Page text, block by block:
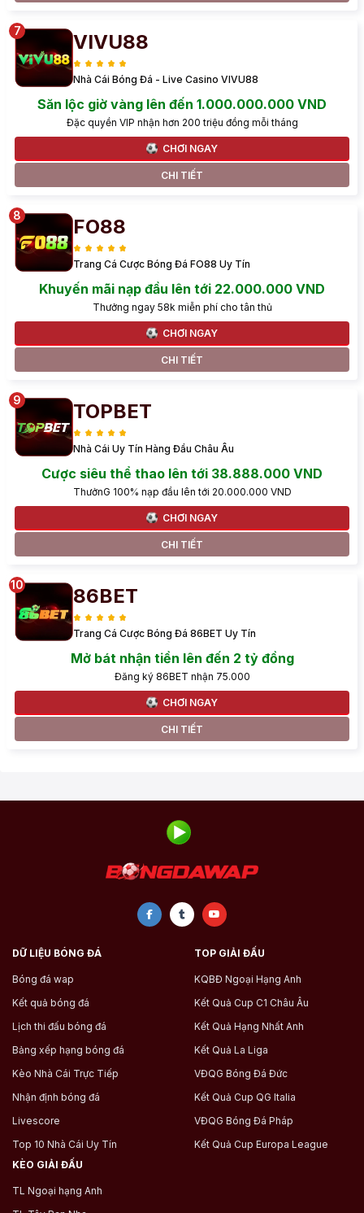
VIVU88
Nhà Cái Bóng Đá - Live Casino VIVU88
Săn lộc giờ vàng lên đến 1.000.000.000 VND
Đặc quyền VIP nhận hơn 200 triệu đồng mỗi tháng
CHƠI NGAY
CHI TIẾT
FO88
Trang Cá Cược Bóng Đá FO88 Uy Tín
Khuyến mãi nạp đầu lên tới 22.000.000 VND
Thưởng ngay 58k miễn phí cho tân thủ
CHƠI NGAY
CHI TIẾT
TOPBET
Nhà Cái Uy Tín Hàng Đầu Châu Âu
Cược siêu thể thao lên tới 38.888.000 VND
ThưởnG 100% nạp đầu lên tới 20.000.000 VND
CHƠI NGAY
CHI TIẾT
86BET
Trang Cá Cược Bóng Đá 86BET Uy Tín
Mở bát nhận tiền lên đến 2 tỷ đồng
Đăng ký 86BET nhận 75.000
CHƠI NGAY
CHI TIẾT
DỮ LIỆU BÓNG ĐÁ
Bóng đá wap
Kết quả bóng đá
Lịch thi đấu bóng đá
Bảng xếp hạng bóng đá
Kèo Nhà Cái Trực Tiếp
Nhận định bóng đá
Livescore
Top 10 Nhà Cái Uy Tín
TOP GIẢI ĐẤU
KQBĐ Ngoại Hạng Anh
Kết Quả Cup C1 Châu Âu
Kết Quả Hạng Nhất Anh
Kết Quả La Liga
VĐQG Bóng Đá Đức
Kết Quả Cup QG Italia
VĐQG Bóng Đá Pháp
Kết Quả Cup Europa League
KÈO GIẢI ĐẤU
TL Ngoại hạng Anh